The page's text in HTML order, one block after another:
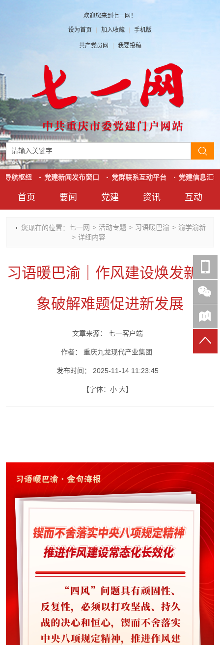
欢迎您来到七一网！
设为首页 | 加入收藏 | 手机版
共产党员网 | 我要投稿
首页 要闻
时政要闻
干部任免
理论武装
七一视角
党建
党建动态
人才工作
基层组织建设
作风建设
资讯
热点关注
党刊好文
党务知识
党史参阅
七一书院
互动
红岩评论
七一文学
党建头条微信公众号
七一号
导航枢纽 党建新闻发布窗口 党群联系互动平台 党建信息汇聚
您现在的位置： 七一网 > 活动专题 > 习语暖巴渝 > 渝学渝新
> 详细内容
习语暖巴渝｜作风建设焕发新气
象破解难题促进新发展
文章来源： 七一客户端
作者： 重庆九龙现代产业集团
发布时间： 2025-11-14 11:23:45
【字体： 小 大】